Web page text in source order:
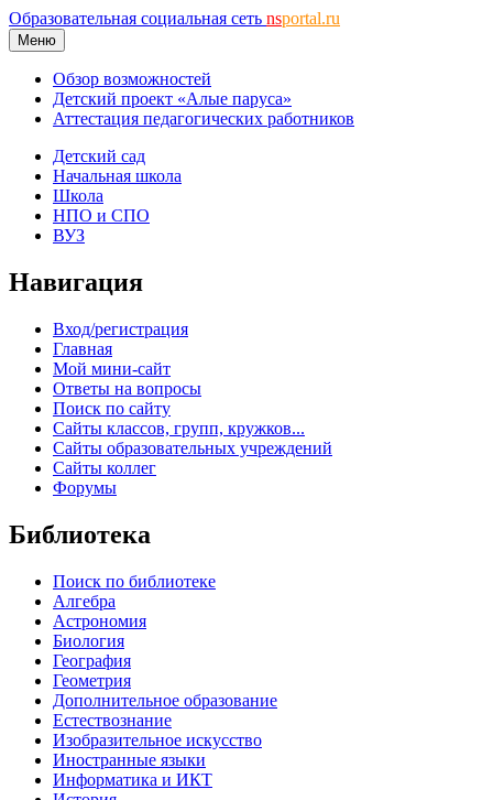
Образовательная социальная сеть nsportal.ru
Меню
Обзор возможностей
Детский проект «Алые паруса»
Аттестация педагогических работников
Детский сад
Начальная школа
Школа
НПО и СПО
ВУЗ
Навигация
Вход/регистрация
Главная
Мой мини-сайт
Ответы на вопросы
Поиск по сайту
Сайты классов, групп, кружков...
Сайты образовательных учреждений
Сайты коллег
Форумы
Библиотека
Поиск по библиотеке
Алгебра
Астрономия
Биология
География
Геометрия
Дополнительное образование
Естествознание
Изобразительное искусство
Иностранные языки
Информатика и ИКТ